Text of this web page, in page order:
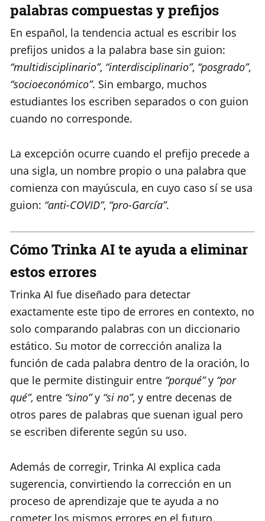
palabras compuestas y prefijos
En español, la tendencia actual es escribir los
prefijos unidos a la palabra base sin guion:
“multidisciplinario”, “interdisciplinario”, “posgrado”,
“socioeconómico”. Sin embargo, muchos
estudiantes los escriben separados o con guion
cuando no corresponde.
La excepción ocurre cuando el prefijo precede a
una sigla, un nombre propio o una palabra que
comienza con mayúscula, en cuyo caso sí se usa
guion: “anti-COVID”, “pro-García”.
Cómo Trinka AI te ayuda a eliminar
estos errores
Trinka AI fue diseñado para detectar
exactamente este tipo de errores en contexto, no
solo comparando palabras con un diccionario
estático. Su motor de corrección analiza la
función de cada palabra dentro de la oración, lo
que le permite distinguir entre “porqué”y “por
qué”, entre “sino”y “si no”, y entre decenas de
otros pares de palabras que suenan igual pero
se escriben diferente según su uso.
Además de corregir, Trinka AI explica cada
sugerencia, convirtiendo la corrección en un
proceso de aprendizaje que te ayuda a no
cometer los mismos errores en el futuro.